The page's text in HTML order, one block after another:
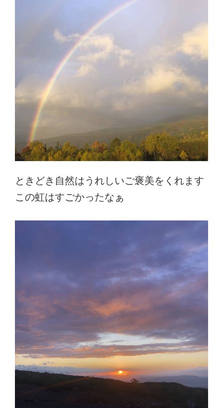
ときどき自然はうれしいご褒美をくれます
この虹はすごかったなぁ